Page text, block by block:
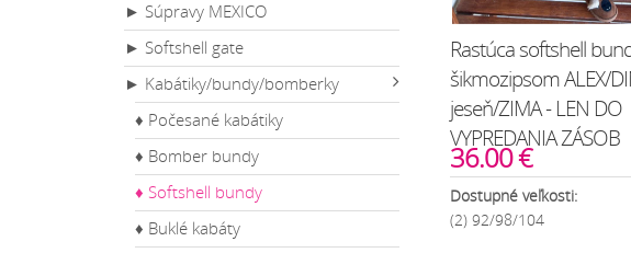
► Súpravy MEXICO
► Softshell gate
► Kabátiky/bundy/bomberky
♦ Počesané kabátiky
♦ Bomber bundy
♦ Softshell bundy
♦ Buklé kabáty
Rastúca softshell
šikmozipsom ALEX/
jeseň/ZIMA - LEN DO
VYPREDANIA ZÁSOB
36.00 €
Dostupné veľkosti:
(2) 92/98/104